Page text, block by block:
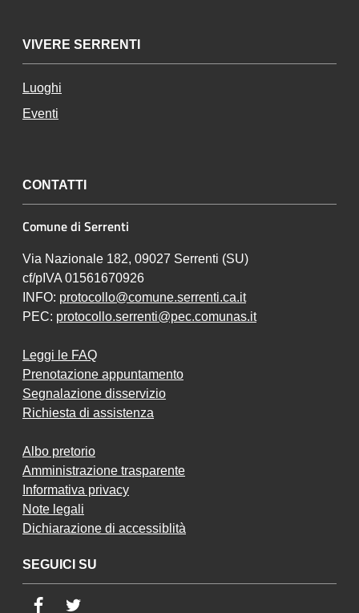
VIVERE SERRENTI
Luoghi
Eventi
CONTATTI
Comune di Serrenti
Via Nazionale 182, 09027 Serrenti (SU)
cf/pIVA 01561670926
INFO: protocollo@comune.serrenti.ca.it
PEC: protocollo.serrenti@pec.comunas.it
Leggi le FAQ
Prenotazione appuntamento
Segnalazione disservizio
Richiesta di assistenza
Albo pretorio
Amministrazione trasparente
Informativa privacy
Note legali
Dichiarazione di accessiblità
SEGUICI SU
Facebook